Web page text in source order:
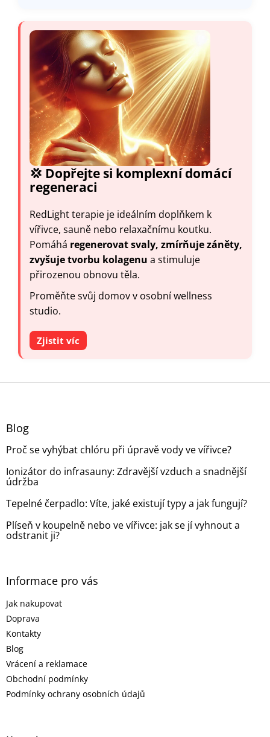
💢 Dopřejte si komplexní domácí
regeneraci
RedLight terapie je ideálním doplňkem k
vířivce, sauně nebo relaxačnímu koutku.
Pomáhá regenerovat svaly, zmírňuje záněty,
zvyšuje tvorbu kolagenu a stimuluje
přirozenou obnovu těla.
Proměňte svůj domov v osobní wellness
studio.
Zjistit víc
Z
Blog
Proč se vyhýbat chlóru při úpravě vody ve vířivce?
Ionizátor do infrasauny: Zdravější vzduch a snadnější
údržba
Tepelné čerpadlo: Víte, jaké existují typy a jak fungují?
Plíseň v koupelně nebo ve vířivce: jak se jí vyhnout a
odstranit ji?
Informace pro vás
Jak nakupovat
Doprava
Kontakty
Blog
Vrácení a reklamace
Obchodní podmínky
Podmínky ochrany osobních údajů